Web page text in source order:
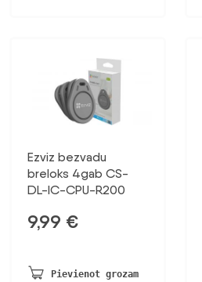
Ezviz bezvadu
breloks 4gab CS-
DL-IC-CPU-R200
9,99 €
Pievienot grozam